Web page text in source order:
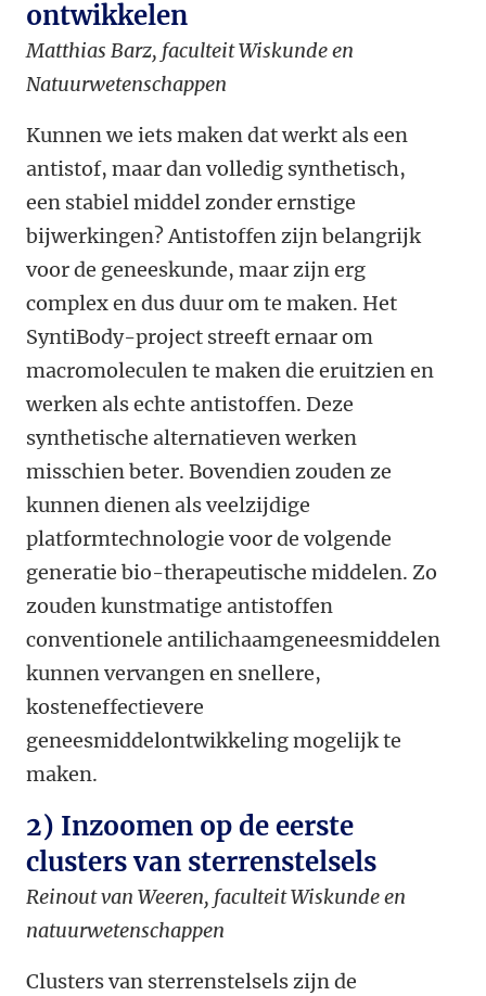
ontwikkelen
Matthias Barz, faculteit Wiskunde en
Natuurwetenschappen
Kunnen we iets maken dat werkt als een
antistof, maar dan volledig synthetisch,
een stabiel middel zonder ernstige
bijwerkingen? Antistoffen zijn belangrijk
voor de geneeskunde, maar zijn erg
complex en dus duur om te maken. Het
SyntiBody-project streeft ernaar om
macromoleculen te maken die eruitzien en
werken als echte antistoffen. Deze
synthetische alternatieven werken
misschien beter. Bovendien zouden ze
kunnen dienen als veelzijdige
platformtechnologie voor de volgende
generatie bio-therapeutische middelen. Zo
zouden kunstmatige antistoffen
conventionele antilichaamgeneesmiddelen
kunnen vervangen en snellere,
kosteneffectievere
geneesmiddelontwikkeling mogelijk te
maken.
2) Inzoomen op de eerste
clusters van sterrenstelsels
Reinout van Weeren, faculteit Wiskunde en
natuurwetenschappen
Clusters van sterrenstelsels zijn de